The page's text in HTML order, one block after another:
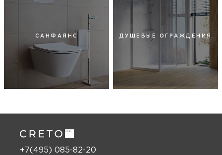
САНФАЯНС ДУШЕВЫЕ ОГРАЖДЕНИЯ
+7(495) 085-82-20